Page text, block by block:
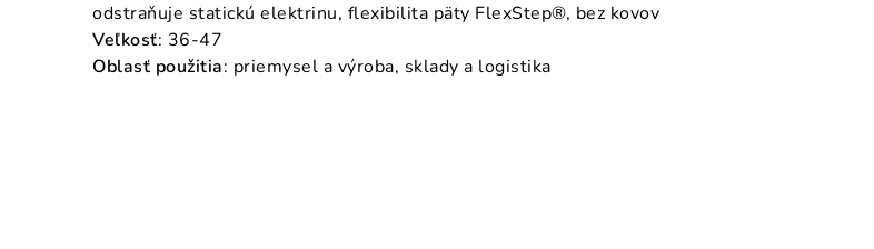
odstraňuje statickú elektrinu, flexibilita päty FlexStep®, bez kovov
Veľkosť: 36-47
Oblasť použitia: priemysel a výroba, sklady a logistika